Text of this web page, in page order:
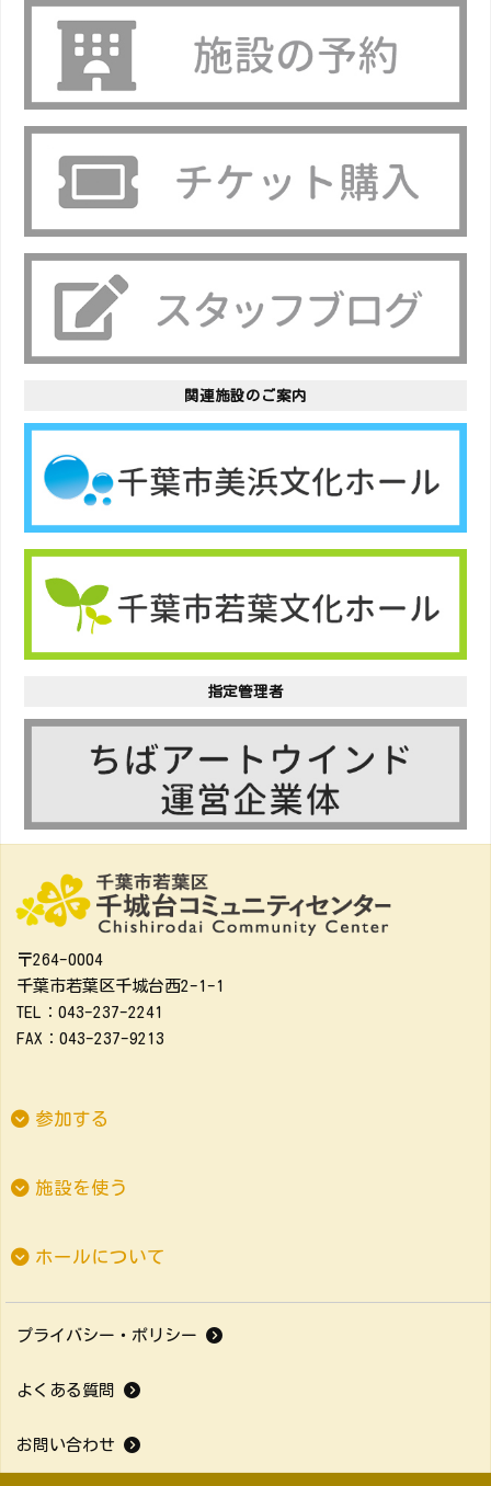
関連施設のご案内
指定管理者
〒264-0004
千葉市若葉区千城台西2-1-1
TEL：043-237-2241
FAX：043-237-9213
参加する
施設を使う
ホールについて
プライバシー・ポリシー
よくある質問
お問い合わせ